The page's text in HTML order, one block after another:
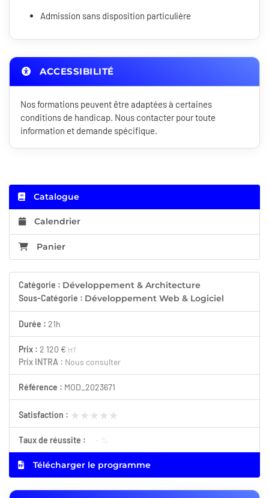
Admission sans disposition particulière
ACCESSIBILITÉ
Nos formations peuvent être adaptées à certaines
conditions de handicap. Nous contacter pour toute
information et demande spécifique.
Catalogue
Calendrier
Panier
Catégorie : Développement & Architecture
Sous-Catégorie : Développement Web & Logiciel
Durée : 21h
Prix : 2 120 € HT
Prix INTRA : Nous consulter
Référence : MOD_2023671
Satisfaction : ★★★★★
★★★★★
Taux de réussite : - %
Télécharger le programme